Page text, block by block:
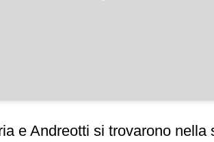
e Andreotti si trovarono nella